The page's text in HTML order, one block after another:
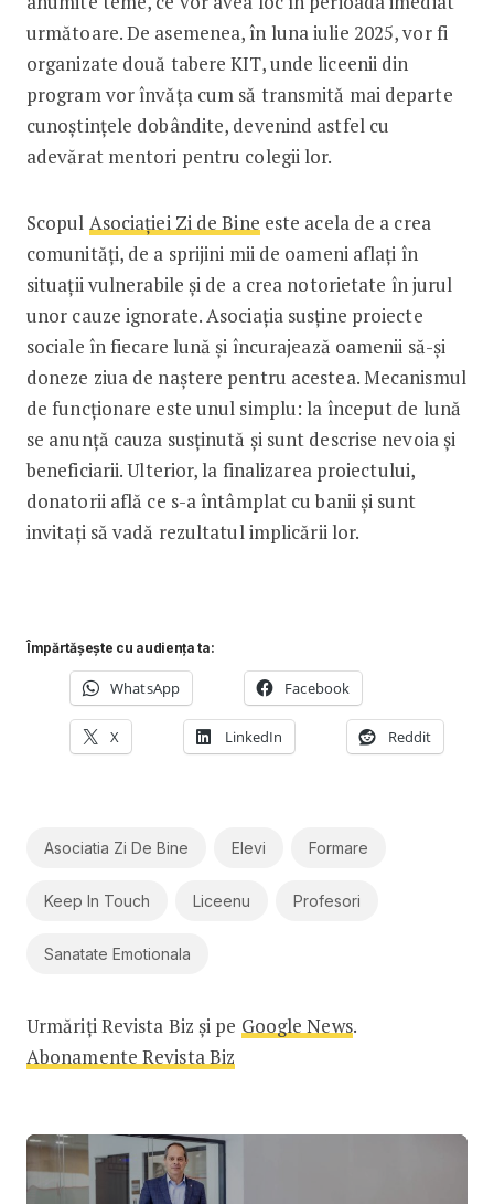
următoare. De asemenea, în luna iulie 2025, vor fi
organizate două tabere KIT, unde liceenii din
program vor învăța cum să transmită mai departe
cunoștințele dobândite, devenind astfel cu
adevărat mentori pentru colegii lor.
Scopul Asociației Zi de Bine este acela de a crea
comunități, de a sprijini mii de oameni aflați în
situații vulnerabile și de a crea notorietate în jurul
unor cauze ignorate. Asociația susține proiecte
sociale în fiecare lună și încurajează oamenii să-și
doneze ziua de naștere pentru acestea. Mecanismul
de funcționare este unul simplu: la început de lună
se anunță cauza susținută și sunt descrise nevoia și
beneficiarii. Ulterior, la finalizarea proiectului,
donatorii află ce s-a întâmplat cu banii și sunt
invitați să vadă rezultatul implicării lor.
Împărtășește cu audiența ta:
WhatsApp Facebook
X LinkedIn Reddit
Asociatia Zi De Bine Elevi Formare
Keep In Touch Liceenu Profesori
Sanatate Emotionala
Urmăriți Revista Biz și pe Google News.
Abonamente Revista Biz